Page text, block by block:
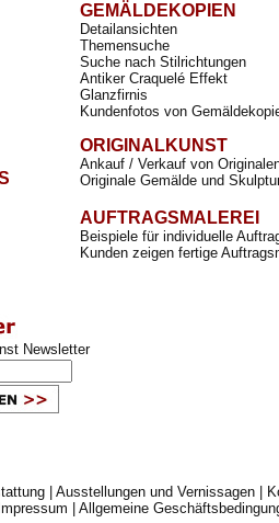
GEMÄLDEKOPIEN
Detailansichten
Themensuche
Suche nach Stilrichtungen
Antiker Craquelé Effekt
Glanzfirnis
Kundenfotos von
ORIGINALKUNST
Ankauf / Verkauf von
Originale Gemälde und
AUFTRAGSMALEREI
Beispiele für individuelle
Kunden zeigen fertige
Newsletter
Ausstellungen und Vernissagen
Impressum Allgemeine